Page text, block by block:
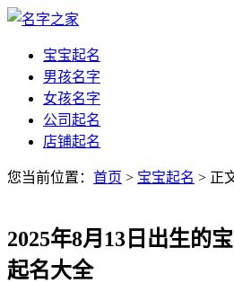
宝宝起名
男孩名字
女孩名字
公司起名
店铺起名
您当前位置： 首页 > 宝宝起名 > 正
2025年8月13日出生的
起名大全